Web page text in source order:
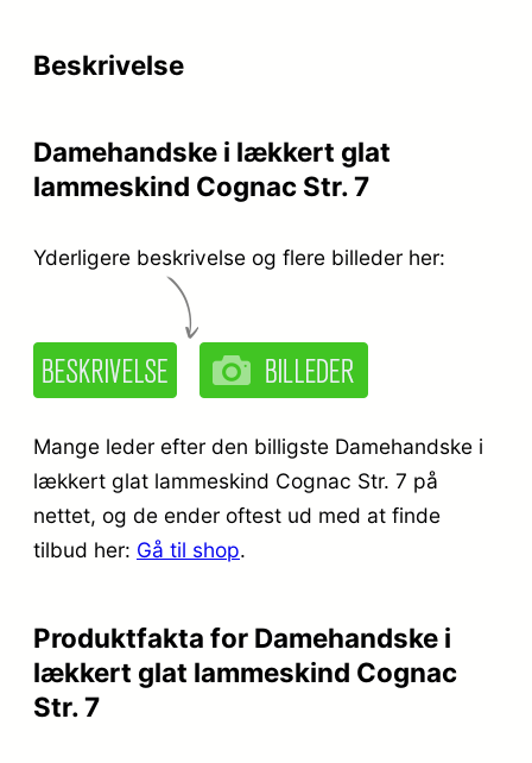
i
v
a
r
k
r
4
9
,
k
r
.
3
4
9
,
9
Beskrivelse
Damehandske i lækkert glat
lammeskind Cognac Str. 7
Yderligere beskrivelse og flere billeder her:
Mange leder efter den billigste Damehandske i
lækkert glat lammeskind Cognac Str. 7 på
nettet, og de ender oftest ud med at finde
tilbud her: Gå til shop.
Produktfakta for Damehandske i
lækkert glat lammeskind Cognac
Str. 7